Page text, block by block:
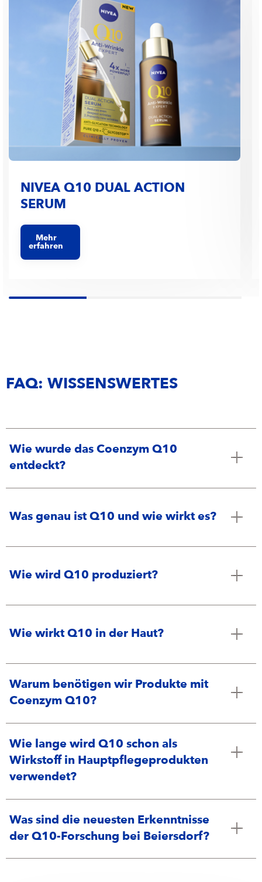
NIVEA Q10 DUAL ACTION
SERUM
Mehr
erfahren
FAQ: WISSENSWERTES
Wie wurde das Coenzym Q10
entdeckt?
Was genau ist Q10 und wie wirkt es?
Wie wird Q10 produziert?
Wie wirkt Q10 in der Haut?
Warum benötigen wir Produkte mit
Coenzym Q10?
Wie lange wird Q10 schon als
Wirkstoff in Hauptpflegeprodukten
verwendet?
Was sind die neuesten Erkenntnisse
der Q10-Forschung bei Beiersdorf?